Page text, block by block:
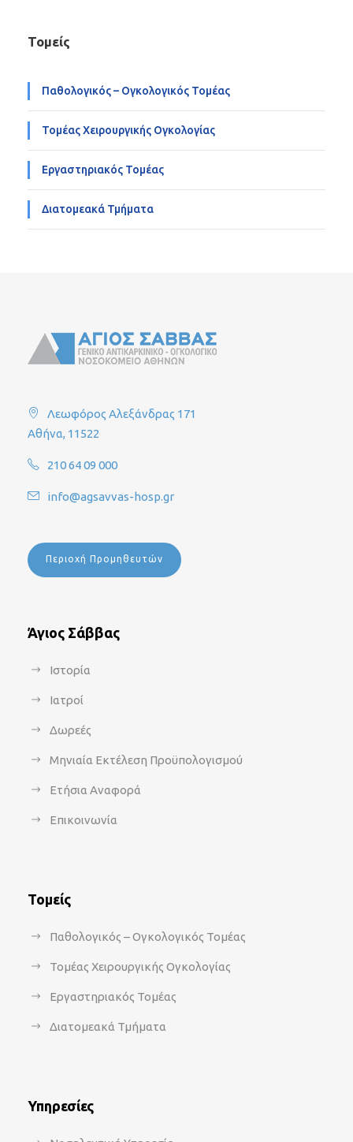
Τομείς
Παθολογικός – Ογκολογικός Τομέας
Τομέας Χειρουργικής Ογκολογίας
Εργαστηριακός Τομέας
Διατομεακά Τμήματα
Λεωφόρος Αλεξάνδρας 171
Αθήνα, 11522
210 64 09 000
info@agsavvas-hosp.gr
Περιοχή Προμηθευτών
Άγιος Σάββας
Ιστορία
Ιατροί
Δωρεές
Μηνιαία Εκτέλεση Προϋπολογισμού
Ετήσια Αναφορά
Επικοινωνία
Τομείς
Παθολογικός – Ογκολογικός Τομέας
Τομέας Χειρουργικής Ογκολογίας
Εργαστηριακός Τομέας
Διατομεακά Τμήματα
Υπηρεσίες